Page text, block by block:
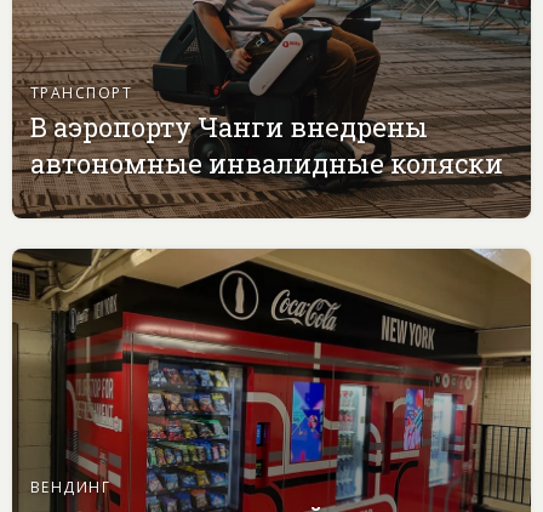
ТРАНСПОРТ
В аэропорту Чанги внедрены
автономные инвалидные коляски
ВЕНДИНГ